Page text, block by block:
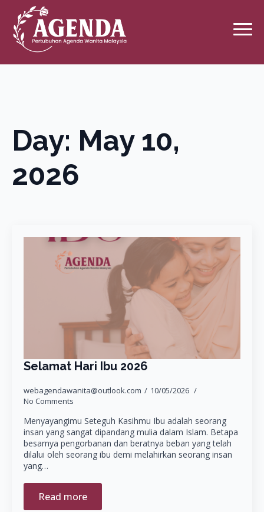
Day: May 10,
2026
Selamat Hari Ibu 2026
webagendawanita@outlook.com
10/05/2026
No Comments
Menyayangimu Seteguh Kasihmu Ibu adalah seorang
insan yang sangat dipandang mulia dalam Islam. Betapa
besarnya pengorbanan dan beratnya beban yang telah
dilalui oleh seorang ibu demi melahirkan seorang insan
yang…
Read more